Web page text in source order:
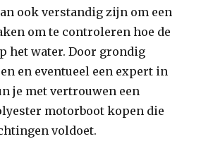
ook verstandig zijn om een
om te controleren hoe de
het water. Door grondig
en eventueel een expert in
je met vertrouwen een
motorboot kopen die
voldoet.